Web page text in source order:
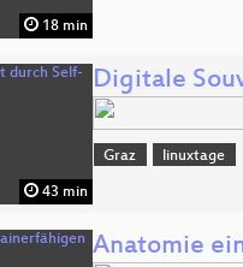
18 min
43 min
Digitale
Graz linuxtage
Anatomie